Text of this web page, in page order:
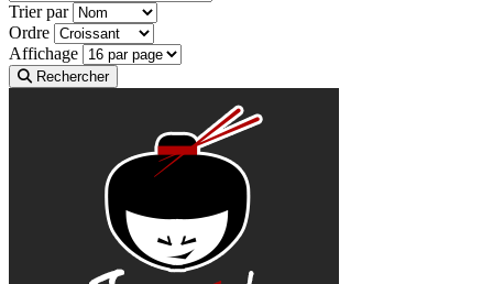
Trier par
Ordre
Affichage
Rechercher